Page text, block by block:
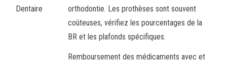
Dentaire
orthodontie. Les prothèses sont souvent
coûteuses, vérifiez les pourcentages de la
BR et les plafonds spécifiques.
Remboursement des médicaments avec et